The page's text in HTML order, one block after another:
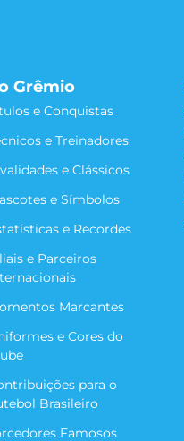
Grêmio
e Conquistas
e Treinadores
e Clássicos
e Símbolos
e Recordes
e Parceiros
Marcantes
e Cores do
para o
Brasileiro
Famosos